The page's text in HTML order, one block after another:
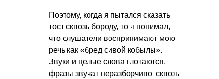
Поэтому, когда я пытался сказать
тост сквозь бороду, то я понимал,
что слушатели воспринимают мою
речь как «бред сивой кобылы».
Звуки и целые слова глотаются,
фразы звучат неразборчиво, сквозь